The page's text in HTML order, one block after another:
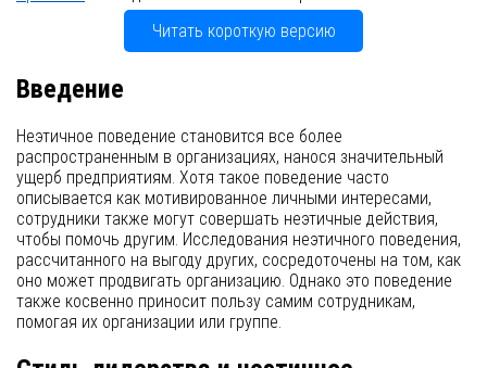
Читать короткую версию
Введение
Неэтичное поведение становится все более
распространенным в организациях, нанося значительный
ущерб предприятиям. Хотя такое поведение часто
описывается как мотивированное личными интересами,
сотрудники также могут совершать неэтичные действия,
чтобы помочь другим. Исследования неэтичного поведения,
рассчитанного на выгоду других, сосредоточены на том, как
оно может продвигать организацию. Однако это поведение
также косвенно приносит пользу самим сотрудникам,
помогая их организации или группе.